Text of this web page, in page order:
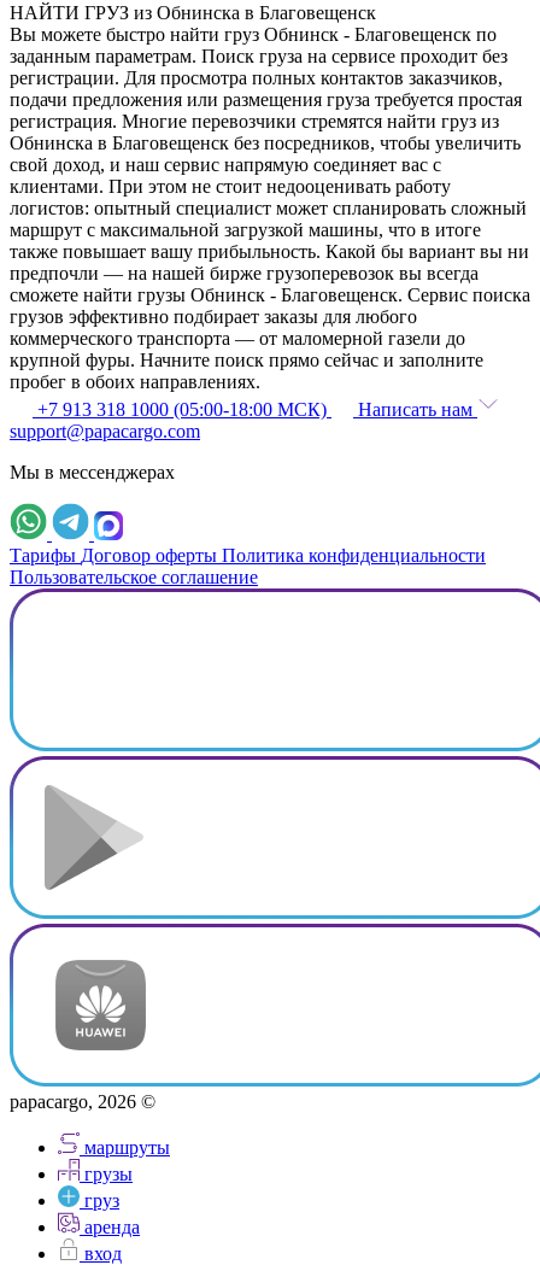
НАЙТИ ГРУЗ из Обнинска в Благовещенск
Вы можете быстро найти груз Обнинск - Благовещенск по
заданным параметрам. Поиск груза на сервисе проходит без
регистрации. Для просмотра полных контактов заказчиков,
подачи предложения или размещения груза требуется простая
регистрация. Многие перевозчики стремятся найти груз из
Обнинска в Благовещенск без посредников, чтобы увеличить
свой доход, и наш сервис напрямую соединяет вас с
клиентами. При этом не стоит недооценивать работу
логистов: опытный специалист может спланировать сложный
маршрут с максимальной загрузкой машины, что в итоге
также повышает вашу прибыльность. Какой бы вариант вы ни
предпочли — на нашей бирже грузоперевозок вы всегда
сможете найти грузы Обнинск - Благовещенск. Сервис поиска
грузов эффективно подбирает заказы для любого
коммерческого транспорта — от маломерной газели до
крупной фуры. Начните поиск прямо сейчас и заполните
пробег в обоих направлениях.
+7 913 318 1000 (05:00-18:00 МСК)
Написать нам
support@papacargo.com
Мы в мессенджерах
Тарифы Договор оферты Политика конфиденциальности
Пользовательское соглашение
papacargo, 2026 ©
маршруты
грузы
груз
аренда
вход